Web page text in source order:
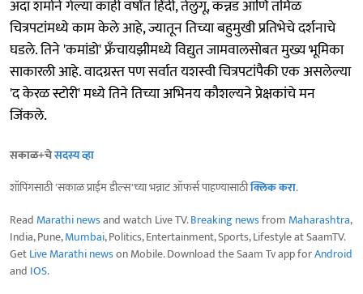
अदा शर्माने गेल्या काही वर्षांत हिंदी, तेलुगू, कन्नड आणि तमिळ
चित्रपटांमध्ये काम केले आहे, ज्यातून तिच्या बहुमुखी प्रतिभेचे दर्शनाचे
घडले. तिने 'कमांडो' फ्रँचायझीमध्ये विद्युत जामवालसोबत मुख्य भूमिका
साकारली आहे. वादग्रस्त पण सर्वात यशस्वी चित्रपटांपैकी एक असलेल्या
'द केरळ स्टोरी' मध्ये तिने तिच्या अभिनय कौशल्यने प्रेक्षकांचे मन
जिंकले.
सकाळ+चेसदस्य व्हा
शॉपिंगसाठी 'सकाळ प्राईम डील्स'च्या भन्नाट ऑफर्स पाहण्यासाठीक्लिक करा.
Read Marathi newsand watch Live TV.Breaking newsfrom Maharashtra,
India, Pune,Mumbai, Politics, Entertainment, Sports, Lifestyle at SaamTV.
GetLive Marathi newson Mobile. Download the Saam Tv app forAndroid
and IOS.